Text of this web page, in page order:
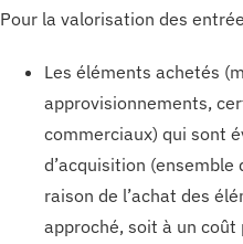
Pour la valorisation des
Les éléments achetés
approvisionnements,
commerciaux) qui sont
d’acquisition (ensemble
raison de l’achat des
approché, soit à un coût